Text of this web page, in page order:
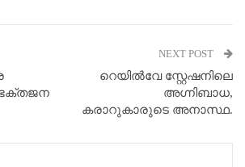
NEXT POST
റെയിൽവേ സ്റ്റേഷനിലെ
അഗ്നിബാധ,
കരാറുകാരുടെ അനാസ്ഥ.